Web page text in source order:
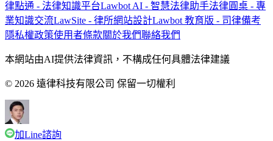
律點通 - 法律知識平台Lawbot AI - 智慧法律助手法律圓桌 - 專
業知識交流LawSite - 律所網站設計Lawbot 教育版 - 司律備考
隱私權政策使用者條款關於我們聯絡我們
本網站由AI提供法律資訊，不構成任何具體法律建議
© 2026 遠律科技有限公司 保留一切權利
加Line諮詢